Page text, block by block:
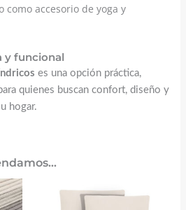
como accesorio de yoga y
y funcional
es una opción práctica,
quienes buscan confort, diseño y
hogar.
precio
original
precio